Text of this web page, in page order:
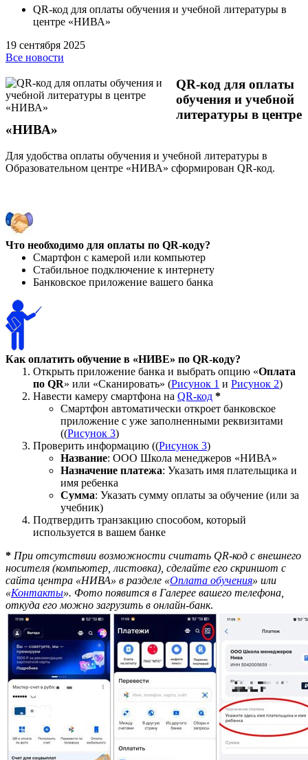
QR-код для оплаты обучения и учебной литературы в
центре «НИВА»
19 сентября 2025
Все новости
QR-код для оплаты
обучения и учебной
литературы в центре
«НИВА»
Для удобства оплаты обучения и учебной литературы в
Образовательном центре «НИВА» сформирован QR-код.
Что необходимо для оплаты по QR-коду?
Смартфон с камерой или компьютер
Стабильное подключение к интернету
Банковское приложение вашего банка
Как оплатить обучение в «НИВЕ» по QR-коду?
Открыть приложение банка и выбрать опцию «Оплата
по QR» или «Сканировать» (Рисунок 1 и Рисунок 2)
Навести камеру смартфона на QR-код *
Смартфон автоматически откроет банковское
приложение с уже заполненными реквизитами
((Рисунок 3)
Проверить информацию ((Рисунок 3)
Название: ООО Школа менеджеров «НИВА»
Назначение платежа: Указать имя плательщика и
имя ребенка
Сумма: Указать сумму оплаты за обучение (или за
учебник)
Подтвердить транзакцию способом, который
используется в вашем банке
* При отсутствии возможности считать QR-код с внешнего
носителя (компьютер, листовка), сделайте его скриншот с
сайта центра «НИВА» в разделе «Оплата обучения» или
«Контакты». Фото появится в Галерее вашего телефона,
откуда его можно загрузить в онлайн-банк.